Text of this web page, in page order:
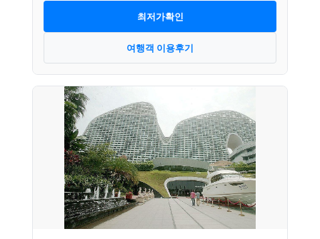
최저가확인
여행객 이용후기